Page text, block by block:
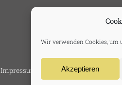
Wir verwenden Cookies, um
Akzeptieren
Impressum Haftungsausschluss